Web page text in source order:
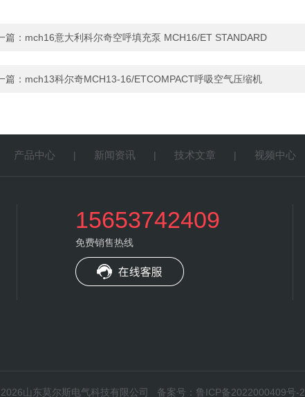
篇： mch16意大利科尔奇空呼填充泵 MCH16/ET STANDARD
篇： mch13科尔奇MCH13-16/ETCOMPACT呼吸空气压缩机
产品中心 | 新闻资讯 | 技术文章 | 视频中心
15653742409
免费销售热线
山东莫尔斯电气科技有限公司 备案号：鲁ICP备2022000409号-2